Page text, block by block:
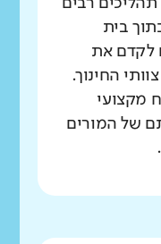
בית
לקדם את
החינוך.
מקצועי
של המורים